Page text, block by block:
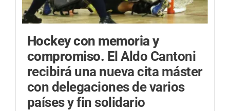
Hockey con memoria y
compromiso. El Aldo Cantoni
recibirá una nueva cita máster
con delegaciones de varios
países y fin solidario